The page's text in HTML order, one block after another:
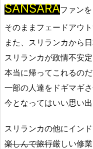
SANSARAファン
そのままフェードアウ
また、スリランカから日
スリランカが政情不安定
本当に帰ってこれるのだ
一部の人達をドギマギ
今となってはいい思い
スリランカの他にイン
楽しんで旅行厳しい修